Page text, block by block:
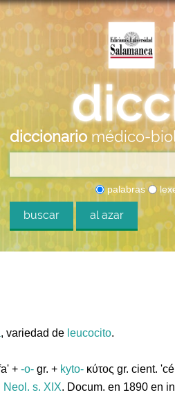
diccionario médico-
palabras
buscar al azar
, variedad de leucocito.
+ -o- gr. + kyto- κύτος gr. cient.
Neol. s. XIX. Docum. en 1890 en